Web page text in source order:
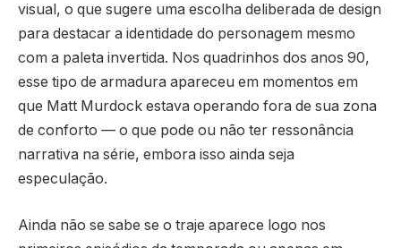
visual, o que sugere uma escolha deliberada de design
para destacar a identidade do personagem mesmo
com a paleta invertida. Nos quadrinhos dos anos 90,
esse tipo de armadura apareceu em momentos em
que Matt Murdock estava operando fora de sua zona
de conforto — o que pode ou não ter ressonância
narrativa na série, embora isso ainda seja
especulação.
Ainda não se sabe se o traje aparece logo nos